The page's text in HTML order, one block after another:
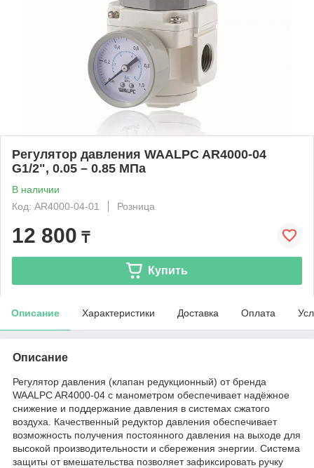
Регулятор давления WAALPC AR4000-04
G1/2", 0.05 – 0.85 МПа
В наличии
Код: AR4000-04-01
Розница
12 800 ₸
Купить
Описание Характеристики Доставка Оплата
Описание
Регулятор давления (клапан редукционный) от бренда
WAALPC AR4000-04 с манометром обеспечивает надёжное
снижение и поддержание давления в системах сжатого
воздуха. Качественный редуктор давления обеспечивает
возможность получения постоянного давления на выходе для
высокой производительности и сбережения энергии. Система
защиты от вмешательства позволяет зафиксировать ручку